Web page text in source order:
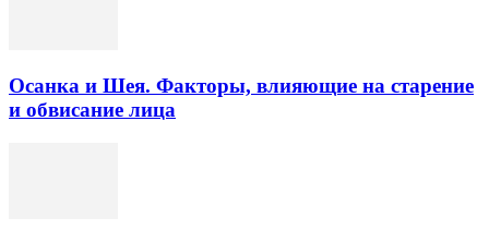
Осанка и Шея. Факторы, влияющие на старение
и обвисание лица